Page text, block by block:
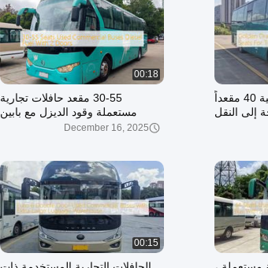
الحافلة السياحية الذهبية 40 مقعداً
إلى النقل
00:18
30-55 مقعد حافلات تجارية
مستعملة وقود الديزل مع بابين
December 16, 2025
00:15